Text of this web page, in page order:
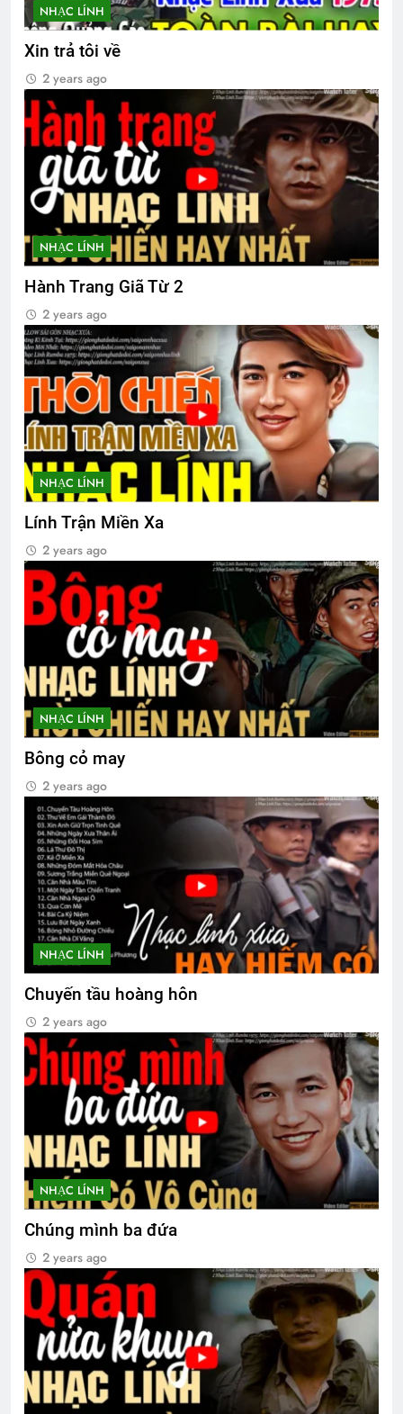
NHẠC LÍNH
Xin trả tôi về
2 years ago
NHẠC LÍNH
Hành Trang Giã Từ 2
2 years ago
NHẠC LÍNH
Lính Trận Miền Xa
2 years ago
NHẠC LÍNH
Bông cỏ may
2 years ago
NHẠC LÍNH
Chuyến tầu hoàng hôn
2 years ago
NHẠC LÍNH
Chúng mình ba đứa
2 years ago